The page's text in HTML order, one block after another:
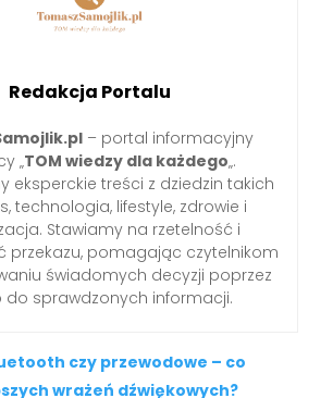
Redakcja Portalu
– portal informacyjny
„TOM wiedzy dla każdego„.
eksperckie treści z dziedzin takich
technologia, lifestyle, zdrowie i
Stawiamy na rzetelność i
przekazu, pomagając czytelnikom
świadomych decyzji poprzez
do sprawdzonych informacji.
czy przewodowe – co
wrażeń dźwiękowych?